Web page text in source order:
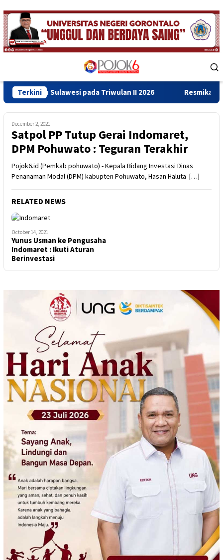
Skip
to
content
Menu
Terkini
Sulawesi pada Triwulan II 2026 Resmikan Gedung
December 2, 2021
Satpol PP Tutup Gerai Indomaret,
DPM Pohuwato : Teguran Terakhir
Pojok6.id (Pemkab pohuwato) - Kepala Bidang Investasi Dinas
Penanaman Modal (DPM) kabupten Pohuwato, Hasan Haluta […]
RELATED NEWS
October 14, 2021
Yunus Usman ke Pengusaha
Indomaret : Ikuti Aturan
Berinvestasi